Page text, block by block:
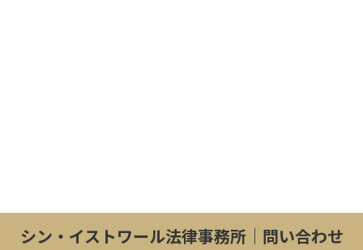
シン・イストワール法律事務所｜問い合わせ